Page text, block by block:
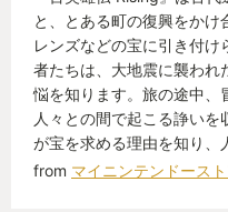
と、とある町の復興をかけ
レンズなどの宝に引き付
者たちは、大地震に襲われ
悩を知ります。旅の途中、
人々との間で起こる諍い
が宝を求める理由を知り
from マイニンテンドース